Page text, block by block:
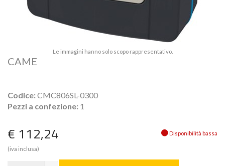
Le immagini hanno solo scopo rappresentativo.
CAME
Codice: CMC806SL-0300
Pezzi a confezione: 1
€ 112,24
(iva inclusa)
Disponibilità bassa